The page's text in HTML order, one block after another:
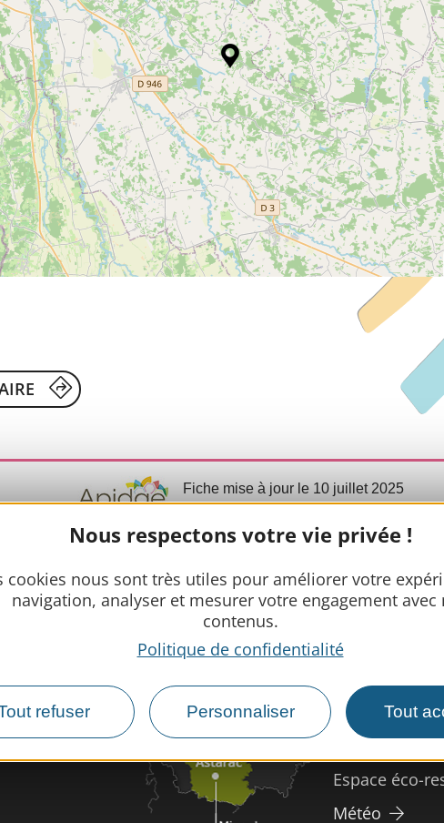
Nous respectons votre vie privée !
cookies nous sont très utiles pour améliorer votre
navigation, analyser et mesurer votre engagement avec
contenus.
Politique de confidentialité
refuser Personnaliser Tout
Fiche mise à jour le 10 juillet 2025
Infos
Nous
Espace pro/
Espace éco-
Météo